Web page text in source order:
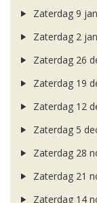
Zaterdag 9
Zaterdag 2
Zaterdag 26
Zaterdag 19
Zaterdag 12
Zaterdag 5
Zaterdag 28
Zaterdag 21
Zaterdag 14